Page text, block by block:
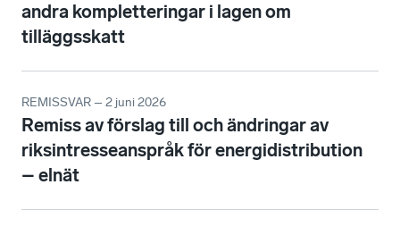
andra kompletteringar i lagen om
tilläggsskatt
REMISSVAR – 2 juni 2026
Remiss av förslag till och ändringar av
riksintresseanspråk för energidistribution
– elnät